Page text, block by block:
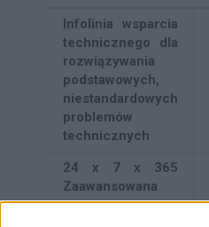
Infolinia wsparcia
technicznego dla
rozwiązywania
podstawowych,
niestandardowych
problemów
technicznych
24 x 7 x 365
Zaawansowana
pomoc